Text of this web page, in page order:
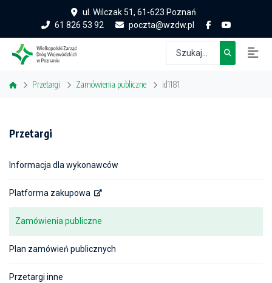
ul. Wilczak 51, 61-623 Poznań
61 826 53 92
poczta@wzdw.pl
Przetargi Zamówienia publiczne id1181
Przetargi
Informacja dla wykonawców
Platforma zakupowa
Zamówienia publiczne
Plan zamówień publicznych
Przetargi inne